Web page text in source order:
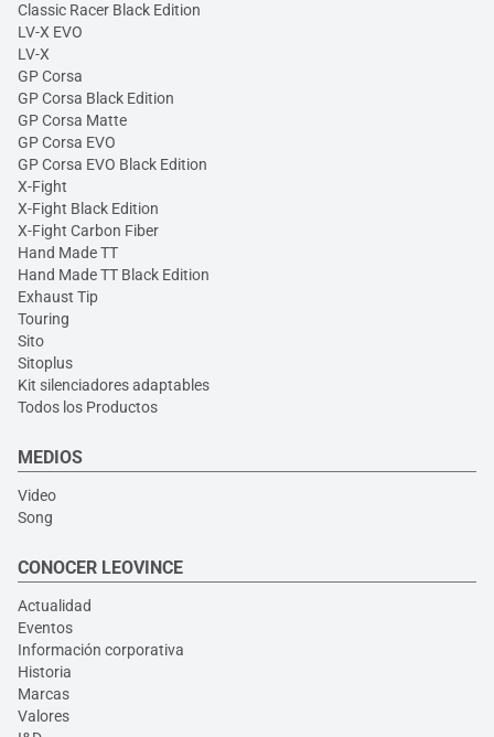
Classic Racer Black Edition
LV-X EVO
LV-X
GP Corsa
GP Corsa Black Edition
GP Corsa Matte
GP Corsa EVO
GP Corsa EVO Black Edition
X-Fight
X-Fight Black Edition
X-Fight Carbon Fiber
Hand Made TT
Hand Made TT Black Edition
Exhaust Tip
Touring
Sito
Sitoplus
Kit silenciadores adaptables
Todos los Productos
MEDIOS
Video
Song
CONOCER LEOVINCE
Actualidad
Eventos
Información corporativa
Historia
Marcas
Valores